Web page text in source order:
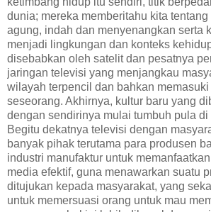
dunia; mereka memberitahu kita
agung, indah dan menyenangkan serta
menjadi lingkungan dan konteks
disebabkan oleh satelit dan pesatnya
jaringan televisi yang menjangkau
wilayah terpencil dan bahkan
seseorang. Akhirnya, kultur baru yang
dengan sendirinya mulai tumbuh pula di
Begitu dekatnya televisi dengan
banyak pihak terutama para produsen
industri manufaktur untuk
media efektif, guna menawarkan suatu
ditujukan kepada masyarakat, yang
untuk memersuasi orang untuk mau